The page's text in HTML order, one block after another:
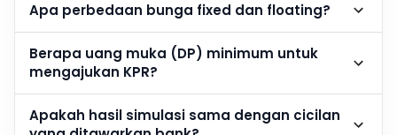
Apa perbedaan bunga fixed dan floating?
Berapa uang muka (DP) minimum untuk
mengajukan KPR?
Apakah hasil simulasi sama dengan cicilan